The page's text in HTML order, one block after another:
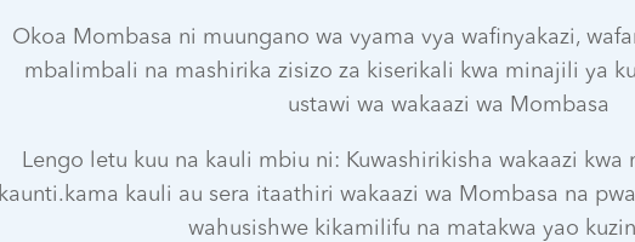
Okoa Mombasa ni muungano wa vyama vya wafinyakazi,
mbalimbali na mashirika zisizo za kiserikali kwa minajili ya
ustawi wa wakaazi wa Mombasa
Lengo letu kuu na kauli mbiu ni: Kuwashirikisha wakaazi
kaunti.kama kauli au sera itaathiri wakaazi wa Mombasa na
wahusishwe kikamilifu na matakwa yao